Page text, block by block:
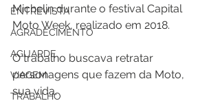
ENTREVISTA
AGRADECIMENTO
AGUARDE
VIAGEM
TRABALHO
Michelin durante o festival Capital
Moto Week, realizado em 2018.
O trabalho buscava retratar
personagens que fazem da Moto,
sua vida.